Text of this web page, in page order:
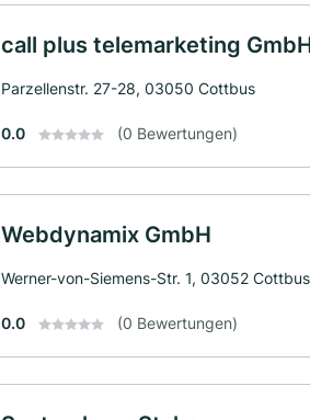
call plus telemarketing
Parzellenstr. 27-28, 03050 Cottbus
0.0 (0 Bewertungen)
Webdynamix GmbH
Werner-von-Siemens-Str. 1, 03052 Cottbus
0.0 (0 Bewertungen)